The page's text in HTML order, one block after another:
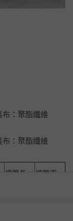
布：聚酯纖維
布：聚酯纖維
褲管長 褲管寬